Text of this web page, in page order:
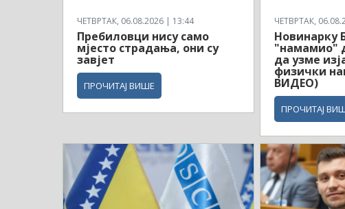
ЧЕТВРТАК, 06.08.2026 | 13:44
Пребиловци нису само
мјесто страдања, они су
завјет
ПРОЧИТАЈ ВИШЕ
ЧЕТВРТАК,
Новинарку
"намамио"
да узме
физички
ВИДЕО)
ПРОЧИТАЈ